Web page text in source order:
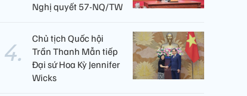
Nghị quyết 57-NQ/TW
Chủ tịch Quốc hội
Trần Thanh Mẫn tiếp
Đại sứ Hoa Kỳ Jennifer
Wicks